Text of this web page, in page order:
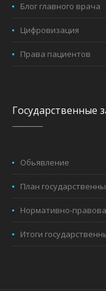
Блог главного врача
Цифровизация
Права пациентов
Государственные
Обьявление
План
Нормативно-
Итоги